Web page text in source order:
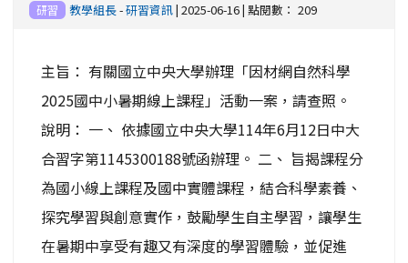
研習 教學組長-研習資訊| 2025-06-16 | 點閱數： 209
主旨： 有關國立中央大學辦理「因材網自然科學
2025國中小暑期線上課程」活動一案，請查照。
說明： 一、 依據國立中央大學114年6月12日中大
合習字第1145300188號函辦理。 二、 旨揭課程分
為國小線上課程及國中實體課程，結合科學素養、
探究學習與創意實作，鼓勵學生自主學習，讓學生
在暑期中享受有趣又有深度的學習體驗，並促進